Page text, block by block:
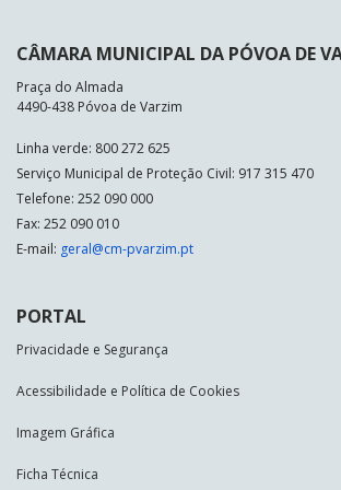
CÂMARA MUNICIPAL DA PÓVOA DE
Praça do Almada
4490-438 Póvoa de Varzim
Linha verde: 800 272 625
Serviço Municipal de Proteção Civil: 917 315 470
Telefone: 252 090 000
Fax: 252 090 010
E-mail: geral@cm-pvarzim.pt
PORTAL
Privacidade e Segurança
Acessibilidade e Política de Cookies
Imagem Gráfica
Ficha Técnica